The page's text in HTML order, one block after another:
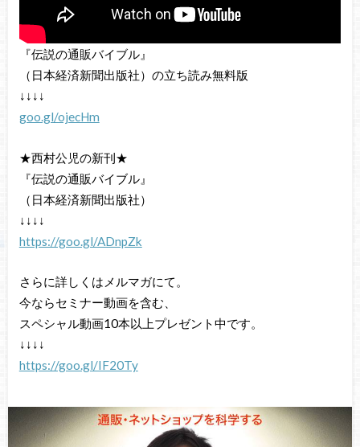
『伝説の通販バイブル』
（日本経済新聞出版社）の立ち読み無料版
↓↓↓↓
goo.gl/ojecHm
★西村公児の新刊★
『伝説の通販バイブル』
（日本経済新聞出版社）
↓↓↓↓
https://goo.gl/ADnpZk
さらに詳しくはメルマガにて。
今ならセミナー動画を含む、
スペシャル動画10本以上プレゼント中です。
↓↓↓↓
https://goo.gl/IF20Ty